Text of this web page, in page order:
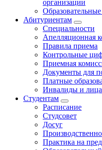
организации
Абитуриентам
Специальности
Апелляционная
Правила приема
Контрольные
Приемная
Документы для
Платные
Инвалиды и
Студентам
Расписание
Студсовет
Досуг
Практика на